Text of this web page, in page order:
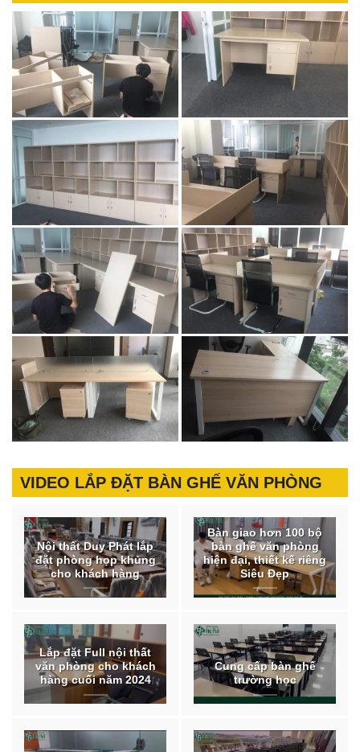
VIDEO LẮP ĐẶT BÀN GHẾ VĂN PHÒNG
Nội thất Duy Phát lắp
đặt phòng họp khủng
cho khách hàng
Bàn giao hơn 100 bộ
bàn ghế văn phòng
hiện đại, thiết kế riêng
Siêu Đẹp
Lắp đặt Full nội thất
văn phòng cho khách
hàng cuối năm 2024
Cung cấp bàn ghế
trường học